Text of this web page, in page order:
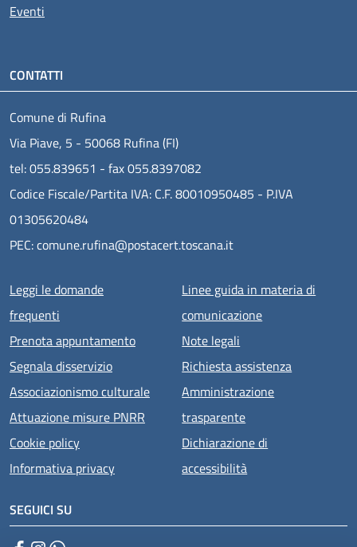
Eventi
CONTATTI
Comune di Rufina
Via Piave, 5 - 50068 Rufina (FI)
tel: 055.839651 - fax 055.8397082
Codice Fiscale/Partita IVA: C.F. 80010950485 - P.IVA
01305620484
PEC: comune.rufina@postacert.toscana.it
Menu piè di pagina
Leggi le domande
frequenti
Prenota appuntamento
Segnala disservizio
Associazionismo culturale
Attuazione misure PNRR
Cookie policy
Informativa privacy
Linee guida in materia di
comunicazione
Note legali
Richiesta assistenza
Amministrazione
trasparente
Dichiarazione di
accessibilità
SEGUICI SU